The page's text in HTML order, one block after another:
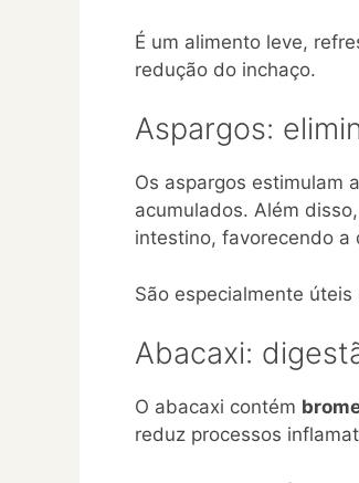
É um alimento leve,
redução do inchaço.
Aspargos:
Os aspargos estimulam
acumulados. Além
intestino, favorecendo a
São especialmente
Abacaxi:
O abacaxi contém
reduz processos